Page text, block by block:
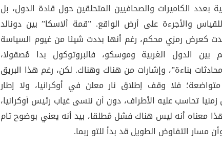
بعدد الكاميرات والصحافيين المتحلقين حول قادة الدول، بل
للقياس والأجرءة على أرض الواقع. ”قمة ألاسكا” بين دونالد
بدت كعرض رمزي محكم، رغم أنها بددت شيئا من غيوم السياسة
بين الدول الغربية وموسكو، فالبروتوكول بدا مُصقولا،
بناءة”، وإشارات من هناك وهناك. لكن، رغم هذا البريق
فلا وقف إطلاق نار معلن في أوكرانيا، ولا إطار
تحاسب عليه الأطراف، دون أن ننسى غياب رئيس أوكرانيا،
معناه أنه ليس هناك فشل مُطلقا، بيد أنه يعني بوضوح تام
مسار التفاوض الطويل قد بدأ للتو ربما.